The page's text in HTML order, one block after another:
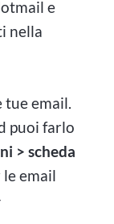
e
nella
tue email.
puoi farlo
> scheda
le email